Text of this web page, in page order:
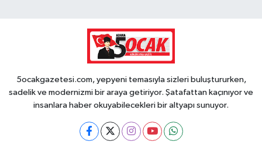
5ocakgazetesi.com, yepyeni temasıyla sizleri buluştururken,
sadelik ve modernizmi bir araya getiriyor. Şatafattan kaçınıyor ve
insanlara haber okuyabilecekleri bir altyapı sunuyor.